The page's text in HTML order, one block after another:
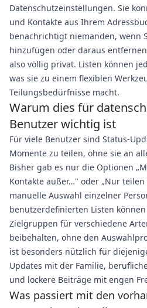
Datenschutzeinstellungen. Sie
und Kontakte aus Ihrem
benachrichtigt niemanden, wenn
hinzufügen oder daraus
also völlig privat. Listen können
was sie zu einem flexiblen
Teilungsbedürfnisse macht.
Warum dies für
Benutzer wichtig ist
Für viele Benutzer sind Status-
Momente zu teilen, ohne sie an
Bisher gab es nur die Optionen
Kontakte außer…" oder „Nur
manuelle Auswahl einzelner
benutzerdefinierten Listen
Zielgruppen für verschiedene
beibehalten, ohne den
ist besonders nützlich für
Updates mit der Familie,
und lockere Beiträge mit engen
Was passiert mit den